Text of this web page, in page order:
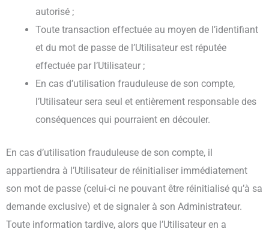
autorisé ;
Toute transaction effectuée au moyen de l’identifiant
et du mot de passe de l’Utilisateur est réputée
effectuée par l’Utilisateur ;
En cas d’utilisation frauduleuse de son compte,
l’Utilisateur sera seul et entièrement responsable des
conséquences qui pourraient en découler.
En cas d’utilisation frauduleuse de son compte, il
appartiendra à l’Utilisateur de réinitialiser immédiatement
son mot de passe (celui-ci ne pouvant être réinitialisé qu’à sa
demande exclusive) et de signaler à son Administrateur.
Toute information tardive, alors que l’Utilisateur en a